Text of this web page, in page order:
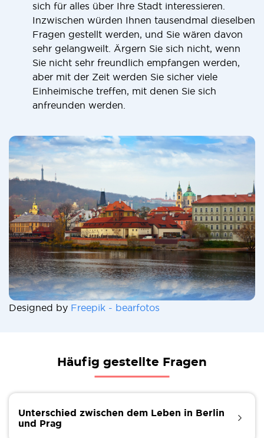
sich für alles über Ihre Stadt interessieren.
Inzwischen würden Ihnen tausendmal dieselben
Fragen gestellt werden, und Sie wären davon
sehr gelangweilt. Ärgern Sie sich nicht, wenn
Sie nicht sehr freundlich empfangen werden,
aber mit der Zeit werden Sie sicher viele
Einheimische treffen, mit denen Sie sich
anfreunden werden.
Designed by Freepik - bearfotos
Häufig gestellte Fragen
Unterschied zwischen dem Leben in Berlin
und Prag